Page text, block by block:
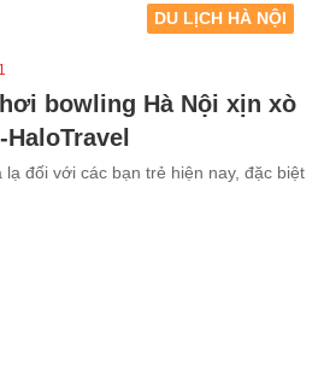
DU LỊCH HÀ NỘI
bowling Hà Nội xịn xò
lạ đối với các bạn trẻ hiện nay, đặc biệt